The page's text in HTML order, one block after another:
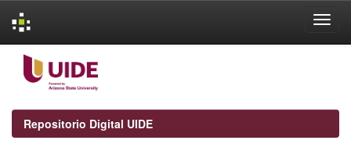
navigation
Repositorio Digital UIDE